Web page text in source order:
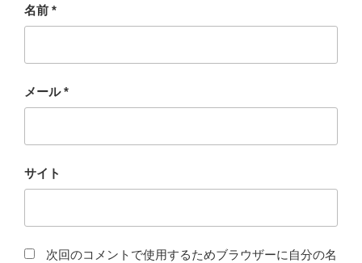
名前 *
メール*
サイト
次回のコメントで使用するためブラウザーに自分の名